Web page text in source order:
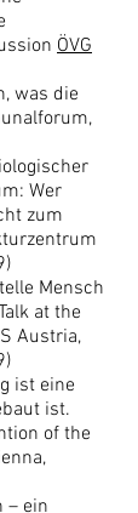
ÖVG
was die
Wer
zum
Mensch
at the
Austria,
ist eine
ist.
of the
– ein